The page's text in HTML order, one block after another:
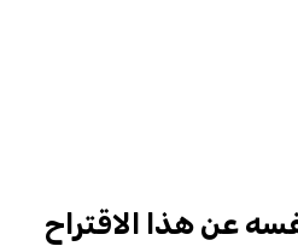
عن هذا الاقتراح